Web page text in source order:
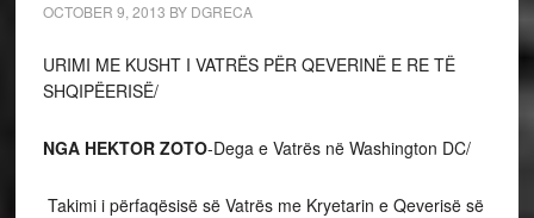
OCTOBER 9, 2013 BY DGRECA
URIMI ME KUSHT I VATRËS PËR QEVERINË E RE TË
SHQIPËERISË/
NGA HEKTOR ZOTO-Dega e Vatrës në Washington DC/
Takimi i përfaqësisë së Vatrës me Kryetarin e Qeverisë së